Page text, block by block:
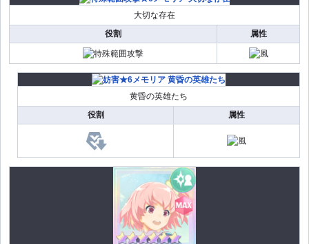
大切な存在
役割
属性
黄昏の英雄たち
役割
属性